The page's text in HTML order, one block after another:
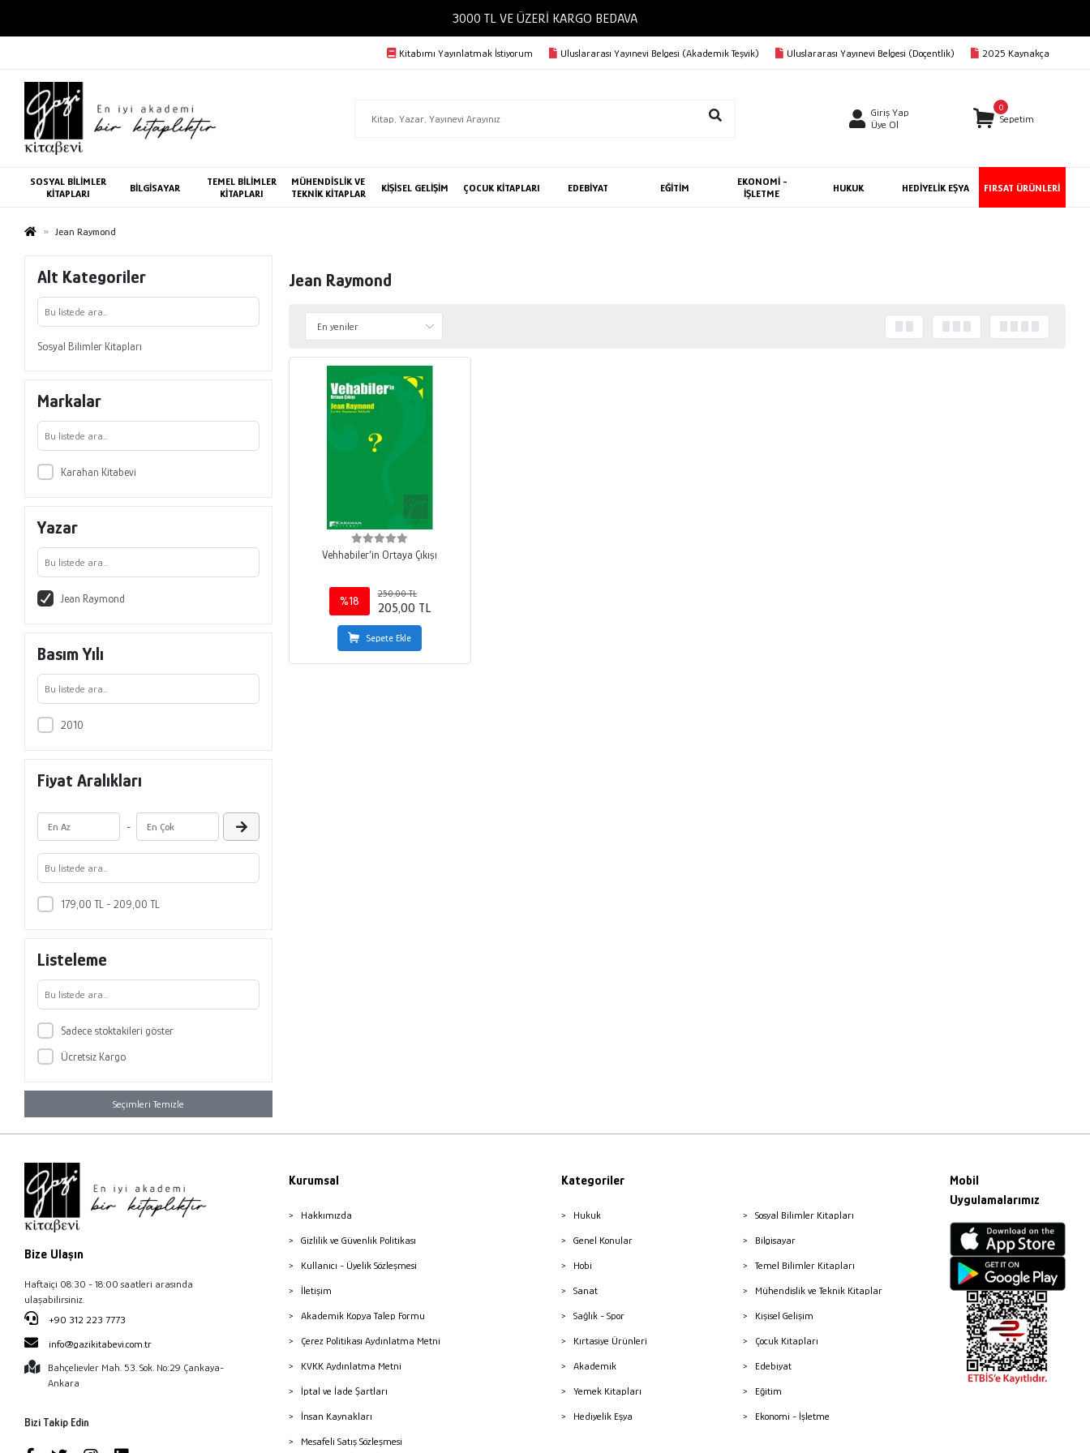
3000 TL VE ÜZERİ KARGO BEDAVA
Kitabımı Yayınlatmak İstiyorum Uluslararası Yayınevi Belgesi (Akademik Teşvik) Uluslararası Yayınevi Belgesi (Doçentlik) 2025 Kaynakça
Giriş Yap
Üye Ol
0
Sepetim
SOSYAL BİLİMLER
KİTAPLARI
BİLGİSAYAR
TEMEL BİLİMLER
KİTAPLARI
MÜHENDİSLİK VE
TEKNİK KİTAPLAR
KİŞİSEL GELİŞİM ÇOCUK KİTAPLARI EDEBİYAT EĞİTİM
EKONOMİ -
İŞLETME
HUKUK HEDİYELİK EŞYA FIRSAT ÜRÜNLERİ
Jean Raymond
Alt Kategoriler
Sosyal Bilimler Kitapları
Markalar
Karahan Kitabevi
Yazar
Jean Raymond
Basım Yılı
2010
Fiyat Aralıkları
-
179,00 TL - 209,00 TL
Listeleme
Sadece stoktakileri göster
Ücretsiz Kargo
Seçimleri Temizle
Jean Raymond
Vehhabiler’in Ortaya Çıkışı
%18
250,00 TL
205,00 TL
Sepete Ekle
Bize Ulaşın
Haftaiçi 08:30 - 18:00 saatleri arasında
ulaşabilirsiniz.
+90 312 223 7773
info@gazikitabevi.com.tr
Bahçelievler Mah. 53. Sok. No:29 Çankaya-
Ankara
Bizi Takip Edin
Kurumsal
Hakkımızda
Gizlilik ve Güvenlik Politikası
Kullanıcı - Üyelik Sözleşmesi
İletişim
Akademik Kopya Talep Formu
Çerez Politikası Aydınlatma Metni
KVKK Aydınlatma Metni
İptal ve İade Şartları
İnsan Kaynakları
Mesafeli Satış Sözleşmesi
Kategoriler
Hukuk
Genel Konular
Hobi
Sanat
Sağlık - Spor
Kırtasiye Ürünleri
Akademik
Yemek Kitapları
Hediyelik Eşya
Sosyal Bilimler Kitapları
Bilgisayar
Temel Bilimler Kitapları
Mühendislik ve Teknik Kitaplar
Kişisel Gelişim
Çocuk Kitapları
Edebiyat
Eğitim
Ekonomi - İşletme
Mobil
Uygulamalarımız